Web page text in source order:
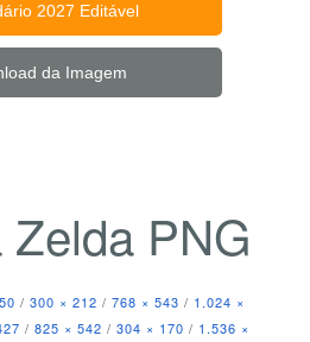
2027 Editável
da Imagem
PNG
/ 300 × 212 / 768 × 543 / 1.024 ×
/ 825 × 542 / 304 × 170 / 1.536 ×